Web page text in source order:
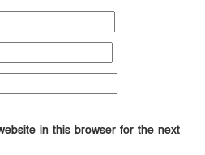
in this browser for the next